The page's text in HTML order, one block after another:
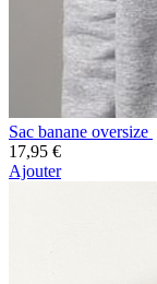
Sac banane oversize
17,95 €
Ajouter